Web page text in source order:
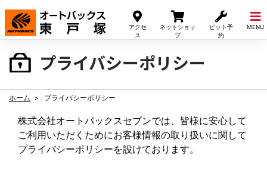
アクセ
ス
ネットショッ
プ
ピット予
約
MENU
Skip
content
プライバシーポリシー
ホーム プライバシーポリシー
株式会社オートバックスセブンでは、皆様に安心して
ご利用いただくためにお客様情報の取り扱いに関して
プライバシーポリシーを設けております。